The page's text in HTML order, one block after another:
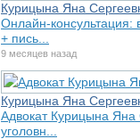
Курицына Яна
Онлайн-консультация:
+ пись...
9 месяцев назад
Курицына Яна
Адвокат Курицына
уголовн...